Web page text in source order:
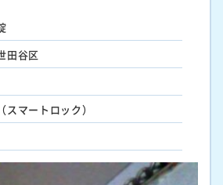
田谷区
スマートロック）